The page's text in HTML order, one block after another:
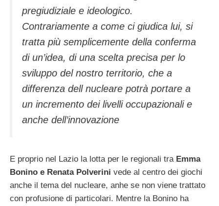
pregiudiziale e ideologico.
Contrariamente a come ci giudica lui, si
tratta più semplicemente della conferma
di un’idea, di una scelta precisa per lo
sviluppo del nostro territorio, che a
differenza dell nucleare potrà portare a
un incremento dei livelli occupazionali e
anche dell’innovazione
E proprio nel Lazio la lotta per le regionali tra Emma
Bonino e Renata Polverini vede al centro dei giochi
anche il tema del nucleare, anhe se non viene trattato
con profusione di particolari. Mentre la Bonino ha